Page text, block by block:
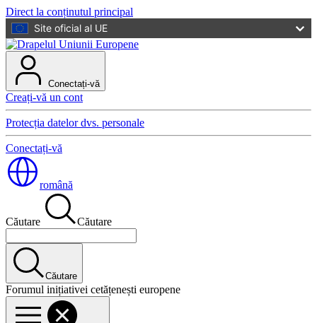
Direct la conținutul principal
Site oficial al UE
Conectați-vă
Creați-vă un cont
Protecția datelor dvs. personale
Conectați-vă
română
Căutare Căutare
Căutare
Forumul inițiativei cetățenești europene